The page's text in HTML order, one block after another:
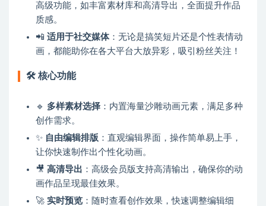
高级功能，如丰富素材库和高清导出，全面提升作品
质感。
📲 适用于社交媒体：无论是搞笑短片还是个性表情动
画，都能助你在各大平台大放异彩，吸引粉丝关注！
🛠 核心功能
🔹 多样素材选择 ：内置海量沙雕动画元素，满足多种
创作需求。
✨ 自由编辑排版 ：直观编辑界面，操作简单易上手，
让你快速制作出个性化动画。
🎥 高清导出 ：高级会员版支持高清输出，确保你的动
画作品呈现最佳效果。
🚀 实时预览 ：随时查看创作效果，快速调整编辑细